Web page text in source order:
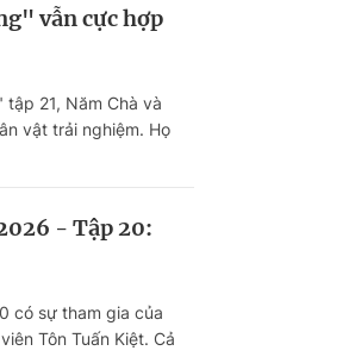
vẫn cực hợp
21, Năm Chà và
vật trải nghiệm. Họ
- Tập 20:
có sự tham gia của
Tôn Tuấn Kiệt. Cả